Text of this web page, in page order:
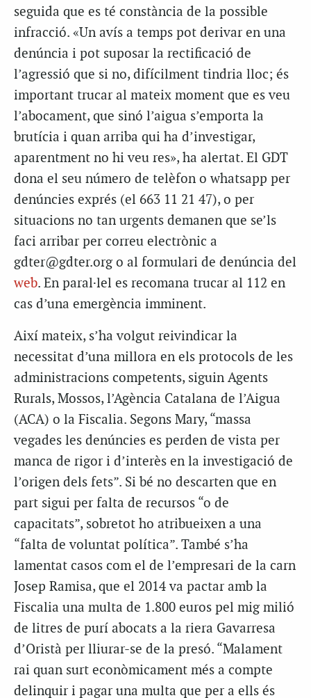
seguida que es té constància de la possible
infracció. «Un avís a temps pot derivar en una
denúncia i pot suposar la rectificació de
l’agressió que si no, difícilment tindria lloc; és
important trucar al mateix moment que es veu
l’abocament, que sinó l’aigua s’emporta la
brutícia i quan arriba qui ha d’investigar,
aparentment no hi veu res», ha alertat. El GDT
dona el seu número de telèfon o whatsapp per
denúncies exprés (el 663 11 21 47), o per
situacions no tan urgents demanen que se’ls
faci arribar per correu electrònic a
gdter@gdter.org o al formulari de denúncia del
web. En paral·lel es recomana trucar al 112 en
cas d’una emergència imminent.
Així mateix, s’ha volgut reivindicar la
necessitat d’una millora en els protocols de les
administracions competents, siguin Agents
Rurals, Mossos, l’Agència Catalana de l’Aigua
(ACA) o la Fiscalia. Segons Mary, “massa
vegades les denúncies es perden de vista per
manca de rigor i d’interès en la investigació de
l’origen dels fets”. Si bé no descarten que en
part sigui per falta de recursos “o de
capacitats”, sobretot ho atribueixen a una
“falta de voluntat política”. També s’ha
lamentat casos com el de l’empresari de la carn
Josep Ramisa, que el 2014 va pactar amb la
Fiscalia una multa de 1.800 euros pel mig milió
de litres de purí abocats a la riera Gavarresa
d’Oristà per lliurar-se de la presó. “Malament
rai quan surt econòmicament més a compte
delinquir i pagar una multa que per a ells és